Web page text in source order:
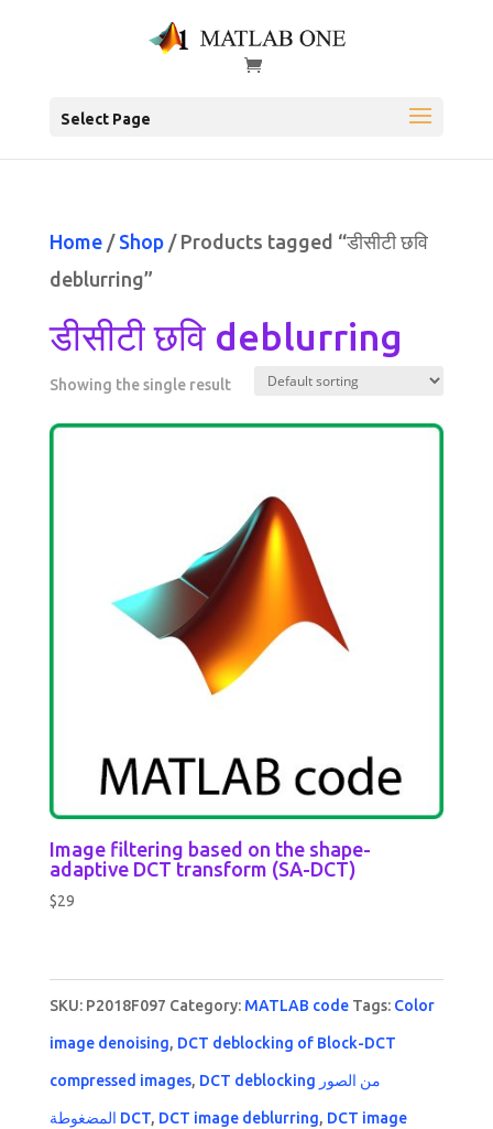
Select Page
Home/ Shop/ Products tagged “डीसीटी छवि
deblurring”
डीसीटी छवि deblurring
Showing the single result
Image filtering based on the shape-
adaptive DCT transform (SA-DCT)
$29
SKU: P2018F097 Category: MATLAB code Tags: Color
image denoising, DCT deblocking of Block-DCT
compressed images, DCT deblocking من الصور
المضغوطة DCT, DCT image deblurring, DCT image